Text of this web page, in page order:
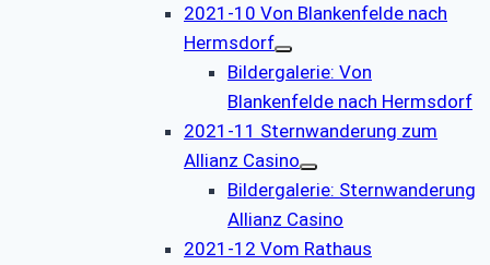
2021-10 Von Blankenfelde nach
Hermsdorf
Bildergalerie: Von
Blankenfelde nach Hermsdorf
2021-11 Sternwanderung zum
Allianz Casino
Bildergalerie: Sternwanderung
Allianz Casino
2021-12 Vom Rathaus